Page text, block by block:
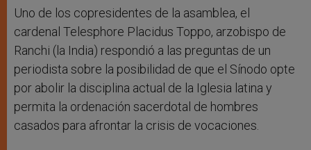
Uno de los copresidentes de la asamblea, el
cardenal Telesphore Placidus Toppo, arzobispo de
Ranchi (la India) respondió a las preguntas de un
periodista sobre la posibilidad de que el Sínodo opte
por abolir la disciplina actual de la Iglesia latina y
permita la ordenación sacerdotal de hombres
casados para afrontar la crisis de vocaciones.